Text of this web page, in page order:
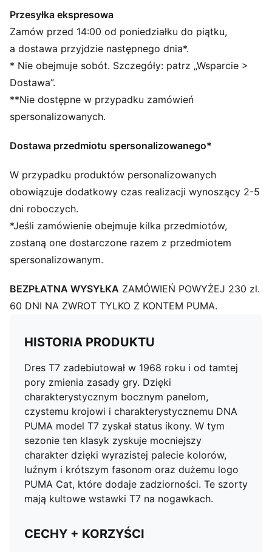
CECHY + KORZYŚCI
Odzież ta, objęta programem RE:FIBRE, jest wykonana
w co najmniej 95% z materiału pochodzącego z
recyklingu z odpadów tekstylnych i innych zużytych
materiałów.
SZCZEGÓŁY
Krój: Luźny
Materiał główny: Podwójna pika
Długość: Krótka
Kieszenie: Kieszenie na zamek
Przesyłka ekspresowa
Zamów przed 14:00 od poniedziałku do piątku,
a dostawa przyjdzie następnego dnia*.
* Nie obejmuje sobót. Szczegóły: patrz „Wsparcie >
Dostawa”.
**Nie dostępne w przypadku zamówień
spersonalizowanych.
Dostawa przedmiotu spersonalizowanego*
W przypadku produktów personalizowanych
obowiązuje dodatkowy czas realizacji wynoszący 2-5
dni roboczych.
*Jeśli zamówienie obejmuje kilka przedmiotów,
zostaną one dostarczone razem z przedmiotem
spersonalizowanym.
BEZPŁATNA WYSYŁKA ZAMÓWIEŃ POWYŻEJ 230 zl.
60 DNI NA ZWROT TYLKO Z KONTEM PUMA.
HISTORIA PRODUKTU
Dres T7 zadebiutował w 1968 roku i od tamtej
pory zmienia zasady gry. Dzięki
charakterystycznym bocznym panelom,
czystemu krojowi i charakterystycznemu DNA
PUMA model T7 zyskał status ikony. W tym
sezonie ten klasyk zyskuje mocniejszy
charakter dzięki wyrazistej palecie kolorów,
luźnym i krótszym fasonom oraz dużemu logo
PUMA Cat, które dodaje zadziorności. Te szorty
mają kultowe wstawki T7 na nogawkach.
CECHY + KORZYŚCI